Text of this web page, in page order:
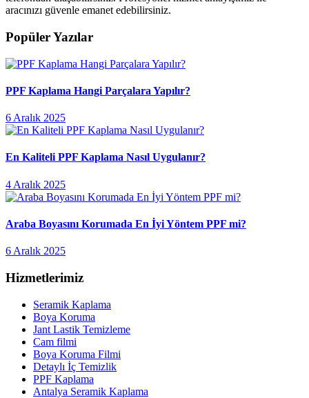
aracınızı güvenle emanet edebilirsiniz.
Popüler Yazılar
PPF Kaplama Hangi Parçalara Yapılır?
6 Aralık 2025
En Kaliteli PPF Kaplama Nasıl Uygulanır?
4 Aralık 2025
Araba Boyasını Korumada En İyi Yöntem PPF mi?
6 Aralık 2025
Hizmetlerimiz
Seramik Kaplama
Boya Koruma
Jant Lastik Temizleme
Cam filmi
Boya Koruma Filmi
Detaylı İç Temizlik
PPF Kaplama
Antalya Seramik Kaplama